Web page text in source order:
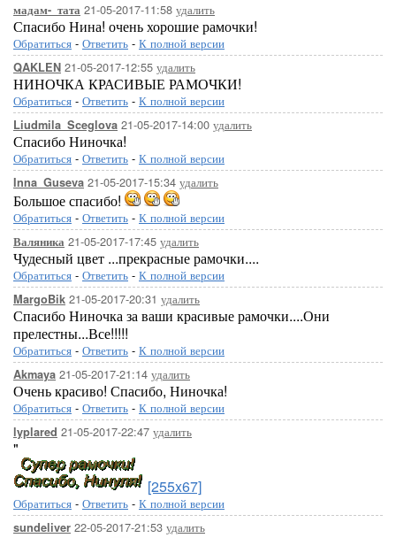
мадам-_тата 21-05-2017-11:58 удалить
Спасибо Нина! очень хорошие рамочки!
Обратиться - Ответить - К полной версии
QAKLEN 21-05-2017-12:55 удалить
НИНОЧКА КРАСИВЫЕ РАМОЧКИ!
Обратиться - Ответить - К полной версии
Liudmila_Sceglova 21-05-2017-14:00 удалить
Спасибо Ниночка!
Обратиться - Ответить - К полной версии
Inna_Guseva 21-05-2017-15:34 удалить
Большое спасибо!
Обратиться - Ответить - К полной версии
Валяника 21-05-2017-17:45 удалить
Чудесный цвет ...прекрасные рамочки....
Обратиться - Ответить - К полной версии
MargoBik 21-05-2017-20:31 удалить
Спасибо Ниночка за ваши красивые рамочки....Они
прелестны...Все!!!!!
Обратиться - Ответить - К полной версии
Akmaya 21-05-2017-21:14 удалить
Очень красиво! Спасибо, Ниночка!
Обратиться - Ответить - К полной версии
lyplared 21-05-2017-22:47 удалить
"
[255x67]
Обратиться - Ответить - К полной версии
sundeliver 22-05-2017-21:53 удалить